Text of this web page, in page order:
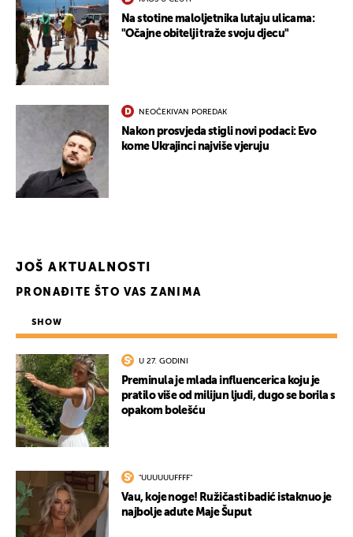
Na stotine maloljetnika lutaju ulicama:
"Očajne obitelji traže svoju djecu"
NEOČEKIVAN POREDAK
Nakon prosvjeda stigli novi podaci: Evo
kome Ukrajinci najviše vjeruju
JOŠ AKTUALNOSTI
PRONAĐITE ŠTO VAS ZANIMA
SHOW
U 27. GODINI
Preminula je mlada influencerica koju je
pratilo više od milijun ljudi, dugo se borila s
opakom bolešću
"UUUUUUFFFF"
Vau, koje noge! Ružičasti badić istaknuo je
najbolje adute Maje Šuput
UKLJUČITE NOTIFIKACIJE